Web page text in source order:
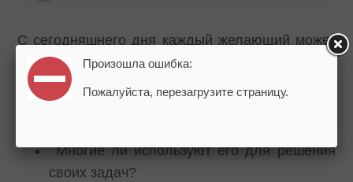
С сегодняшнего дня каждый желающий может
получить все данные о том, как пользователи
работают с островом. Например:
Многие ли используют его для решения
своих задач?
Произошла ошибка:
Пожалуйста, перезагрузите страницу.